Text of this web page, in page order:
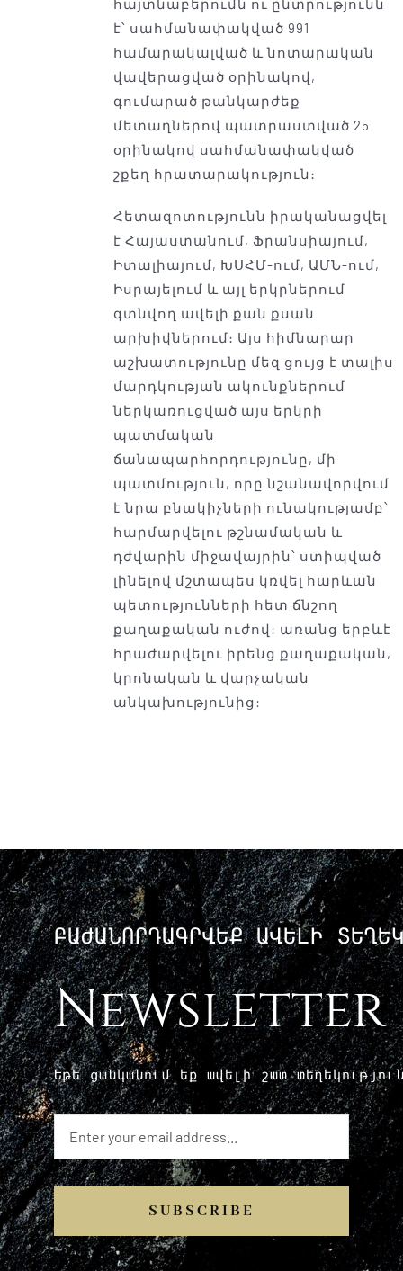
է՝ սահմանափակված 991
համարակալված և նոտարական
վավերացված օրինակով,
գումարած թանկարժեք
մետաղներով պատրաստված 25
օրինակով սահմանափակված
շքեղ հրատարակություն։
Հետազոտությունն իրականացվել
է Հայաստանում, Ֆրանսիայում,
Իտալիայում, ԽՍՀՄ-ում, ԱՄՆ-ում,
Իսրայելում և այլ երկրներում
գտնվող ավելի քան քսան
արխիվներում։ Այս հիմնարար
աշխատությունը մեզ ցույց է տալիս
մարդկության ակունքներում
ներկառուցված այս երկրի
պատմական
ճանապարհորդությունը, մի
պատմություն, որը նշանավորվում
է նրա բնակիչների ունակությամբ՝
հարմարվելու թշնամական և
դժվարին միջավայրին՝ ստիպված
լինելով մշտապես կռվել հարևան
պետությունների հետ ճնշող
քաղաքական ուժով: առանց երբևէ
հրաժարվելու իրենց քաղաքական,
կրոնական և վարչական
անկախությունից:
ԲԱԺԱՆՈՐԴԱԳՐՎԵՔ ԱՎԵԼԻ
Newsletter
Եթե ​​ցանկանում եք ավելի շատ
SUBSCRIBE